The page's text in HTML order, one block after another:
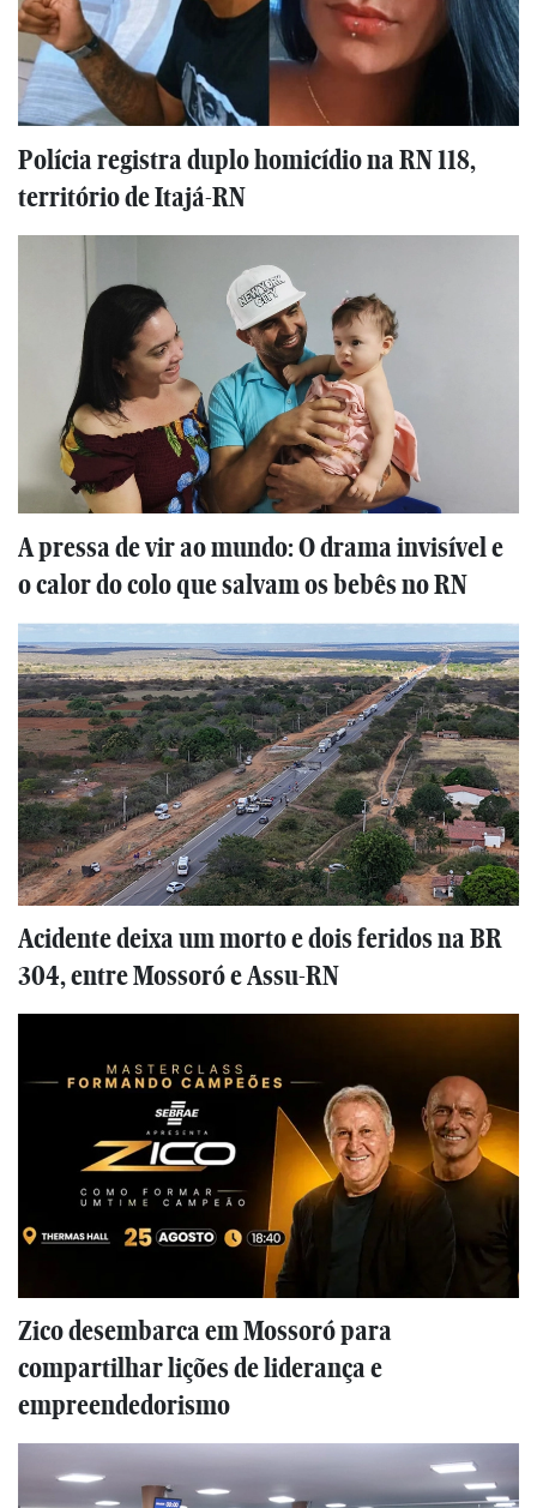
Polícia registra duplo homicídio na RN 118,
território de Itajá-RN
A pressa de vir ao mundo: O drama invisível e
o calor do colo que salvam os bebês no RN
Acidente deixa um morto e dois feridos na BR
304, entre Mossoró e Assu-RN
Zico desembarca em Mossoró para
compartilhar lições de liderança e
empreendedorismo